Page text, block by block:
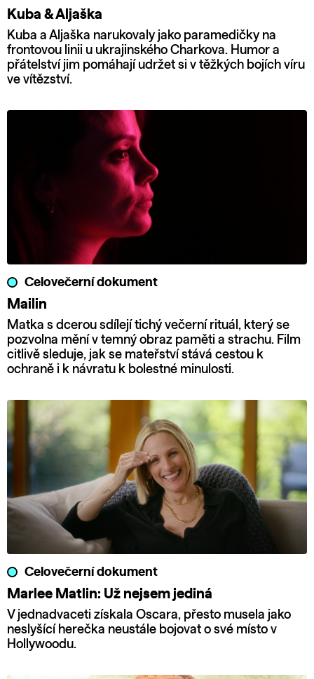
Kuba & Aljaška
Kuba a Aljaška narukovaly jako paramedičky na
frontovou linii u ukrajinského Charkova. Humor a
přátelství jim pomáhají udržet si v těžkých bojích víru
ve vítězství.
Celovečerní dokument
Mailin
Matka s dcerou sdílejí tichý večerní rituál, který se
pozvolna mění v temný obraz paměti a strachu. Film
citlivě sleduje, jak se mateřství stává cestou k
ochraně i k návratu k bolestné minulosti.
Celovečerní dokument
Marlee Matlin: Už nejsem jediná
V jednadvaceti získala Oscara, přesto musela jako
neslyšící herečka neustále bojovat o své místo v
Hollywoodu.